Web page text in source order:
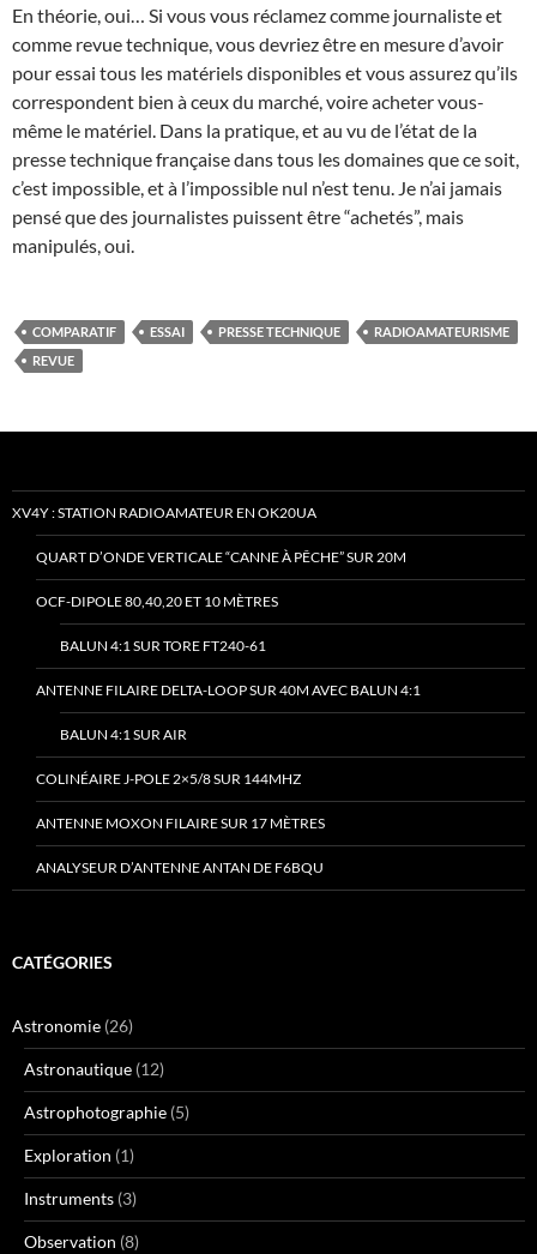
En théorie, oui… Si vous vous réclamez comme journaliste et
comme revue technique, vous devriez être en mesure d’avoir
pour essai tous les matériels disponibles et vous assurez qu’ils
correspondent bien à ceux du marché, voire acheter vous-
même le matériel. Dans la pratique, et au vu de l’état de la
presse technique française dans tous les domaines que ce soit,
c’est impossible, et à l’impossible nul n’est tenu. Je n’ai jamais
pensé que des journalistes puissent être “achetés”, mais
manipulés, oui.
COMPARATIF ESSAI PRESSE TECHNIQUE
RADIOAMATEURISME
REVUE
XV4Y : STATION RADIOAMATEUR EN OK20UA
QUART D’ONDE VERTICALE “CANNE À PÊCHE” SUR 20M
OCF-DIPOLE 80,40,20 ET 10 MÈTRES
BALUN 4:1 SUR TORE FT240-61
ANTENNE FILAIRE DELTA-LOOP SUR 40M AVEC BALUN 4:1
BALUN 4:1 SUR AIR
COLINÉAIRE J-POLE 2×5/8 SUR 144MHZ
ANTENNE MOXON FILAIRE SUR 17 MÈTRES
ANALYSEUR D’ANTENNE ANTAN DE F6BQU
CATÉGORIES
Astronomie (26)
Astronautique (12)
Astrophotographie (5)
Exploration (1)
Instruments (3)
Observation (8)